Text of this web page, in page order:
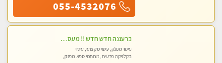
055-4532076
ברעננה חדש חדש !! מעסה מקצועית צעירה ואיכותית פרטי!!!
עיסוי מפנק, עיסוי מקצועי, עיסוי
בקלניקה פרטית, מתחמי ספא מפנק,